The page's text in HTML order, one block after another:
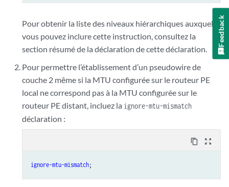
Pour obtenir la liste des niveaux hiérarchiques auxquels
vous pouvez inclure cette instruction, consultez la
section résumé de la déclaration de cette déclaration.
Pour permettre l’établissement d’un pseudowire de
couche 2 même si la MTU configurée sur le routeur PE
local ne correspond pas à la MTU configurée sur le
routeur PE distant, incluez la ignore-mtu-mismatch
déclaration :
content_copy zoom_out_map
ignore-mtu-mismatch
Feedback